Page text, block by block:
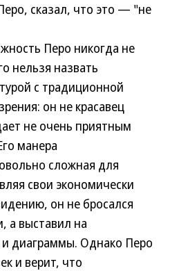
сказал, что это — "не
Перо никогда не
нельзя назвать
с традиционной
он не красавец
не очень приятным
манера
сложная для
свои экономически
он не бросался
а выставил на
диаграммы. Однако Перо
и верит, что